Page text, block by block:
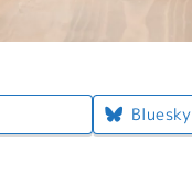
Bluesky